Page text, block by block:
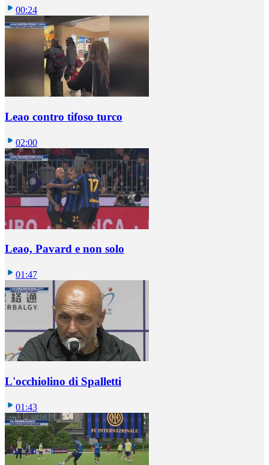
00:24
Leao contro tifoso turco
02:00
Leao, Pavard e non solo
01:47
L'occhiolino di Spalletti
01:43